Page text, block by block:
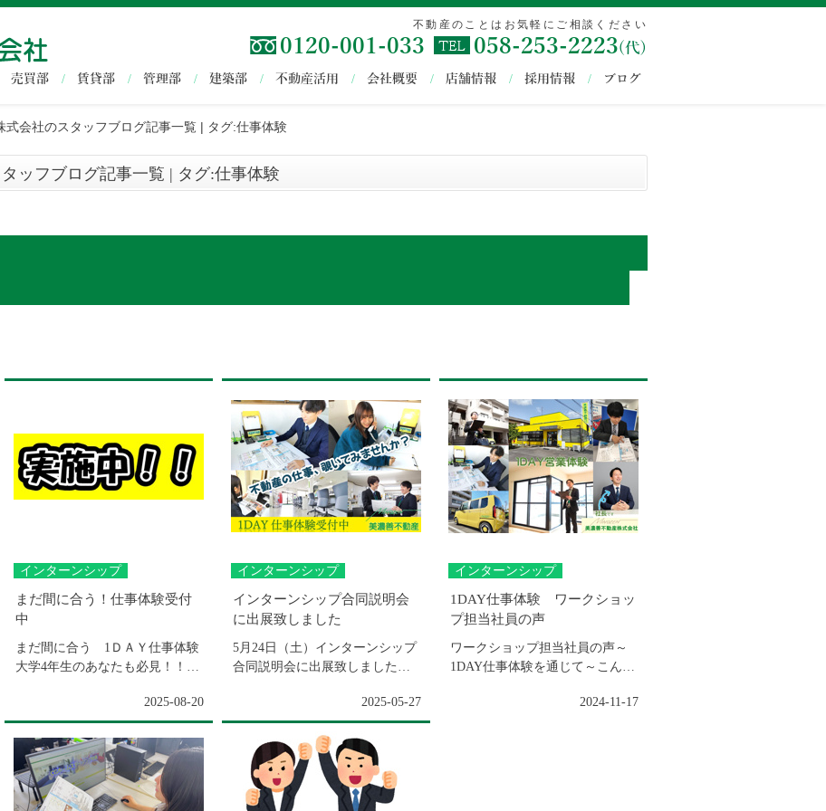
不動産のことはお気軽にご相談ください
0120-001-033 058-253-2223
売買部 賃貸部 管理部 建築部 不動産活用 会社概要 店舗情報 採用情報 ブログ
式会社のスタッフブログ記事一覧 | タグ:仕事体験
ッフブログ記事一覧 | タグ:仕事体験
インターンシップ
まだ間に合う！仕事体験受付
中
まだ間に合う 1ＤＡＹ仕事体験
大学4年生のあなたも必見！！学
2025-08-20
インターンシップ
インターンシップ合同説明会
に出展致しました
5月24日（土）インターンシップ
合同説明会に出展致しました岐
2025-05-27
インターンシップ
1DAY仕事体験 ワークショッ
プ担当社員の声
ワークショップ担当社員の声～
1DAY仕事体験を通じて～こんに
2024-11-17